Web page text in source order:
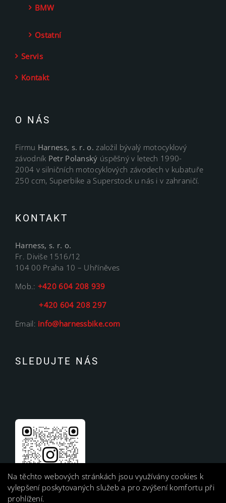
BMW
Ostatní
Servis
Kontakt
O NÁS
Firmu Harness, s. r. o.založil bývalý motocyklový
závodník Petr Polanský úspěšný v letech 1990-
2004 v silničních motocyklových závodech v kubatuře
250 ccm, Superbike a Superstock u nás i v zahraničí.
KONTAKT
Harness, s. r. o.
Fr. Diviše 1516/12
104 00 Praha 10 – Uhříněves
Mob.: +420 604 208 939
+420 604 208 297
Email: info@harnessbike.com
SLEDUJTE NÁS
Na těchto webových stránkách jsou využívány cookies k
vylepšení poskytovaných služeb a pro zvýšení komfortu při
prohlížení.